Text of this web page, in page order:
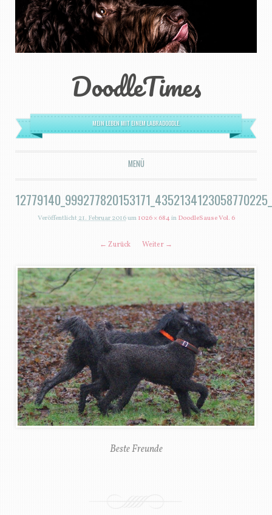
DoodleTimes
MEIN LEBEN MIT EINEM LABRADOODLE.
MENÜ
ZUM INHALT SPRINGEN
Veröffentlicht21. Februar 2016um1026 × 684inDoodleSause Vol. 6
← Zurück Weiter →
Beste Freunde